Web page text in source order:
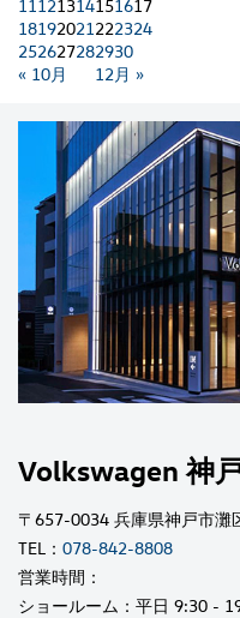
« 10月 12月 »
11121314151617
18192021222324
252627282930
Volkswagen 神
〒657-0034 兵庫県神戸市灘
TEL： 078-842-8808
営業時間：
ショールーム：平日 9:30 -